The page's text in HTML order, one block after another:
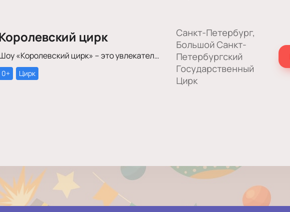
цирк
Шоу «Королевский цирк» – это увлекательное путешествие в мир красоты, роскоши и грации, отваги и ловкости, изысканного стиля и невероятных человеческих возможностей.
0+ Цирк
Санкт-Петербург,
Большой Cанкт-
Петербургский
Государственный
Цирк